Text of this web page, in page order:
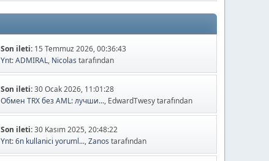
Son ileti: 15 Temmuz 2026, 00:36:43
Ynt: ADMIRAL, Nicolas tarafından
Son ileti:30 Ocak 2026, 11:01:28
Обмен TRX без AML: лучши..., EdwardTwesy tarafından
Son ileti:30 Kasım 2025, 20:48:22
Ynt: 6n kullanici yoruml...,Zanos tarafından